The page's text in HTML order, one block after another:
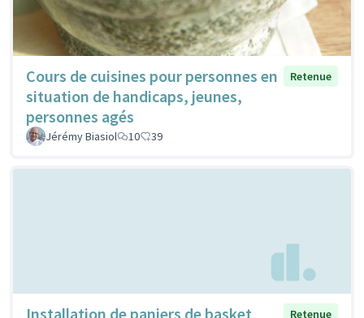
Cours de cuisines pour personnes en
situation de handicaps, jeunes,
personnes agés
Retenue
Jérémy Biasiol 10 39
Installation de paniers de basket
Retenue